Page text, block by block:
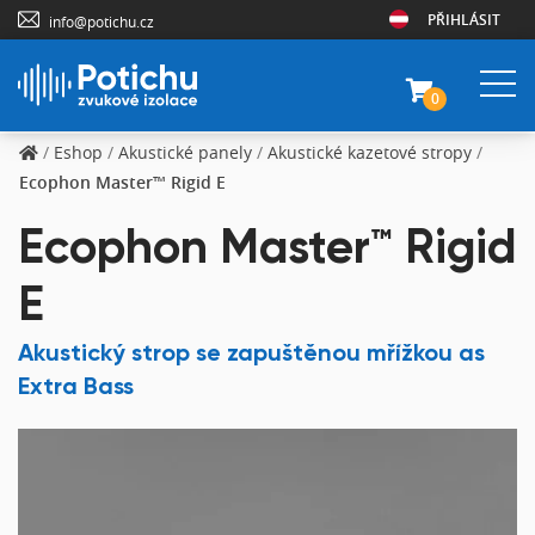
info@potichu.cz PŘIHLÁSIT
0
/ Eshop / Akustické panely / Akustické kazetové stropy /
Ecophon Master™ Rigid E
Ecophon Master™ Rigid
E
Akustický strop se zapuštěnou mřížkou as
Extra Bass